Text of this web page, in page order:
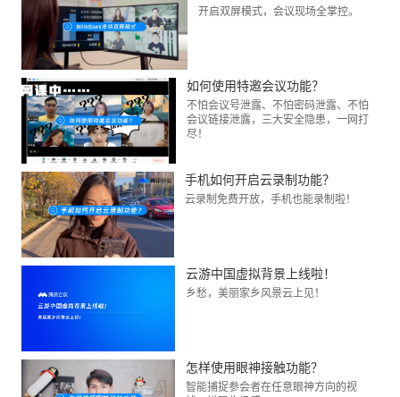
开启双屏模式，会议现场全掌控。
如何使用特邀会议功能？
不怕会议号泄露、不怕密码泄露、不怕
会议链接泄露，三大安全隐患，一网打
尽！
手机如何开启云录制功能？
云录制免费开放，手机也能录制啦！
云游中国虚拟背景上线啦！
乡愁，美丽家乡风景云上见！
怎样使用眼神接触功能？
智能捕捉参会者在任意眼神方向的视